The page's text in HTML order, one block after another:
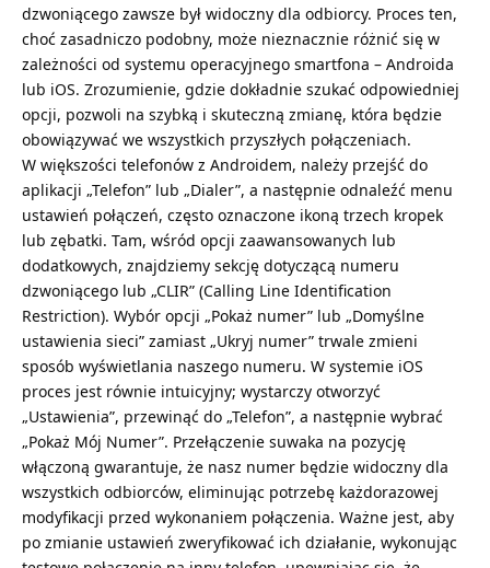
dzwoniącego zawsze był widoczny dla odbiorcy. Proces ten,
choć zasadniczo podobny, może nieznacznie różnić się w
zależności od systemu operacyjnego smartfona – Androida
lub iOS. Zrozumienie, gdzie dokładnie szukać odpowiedniej
opcji, pozwoli na szybką i skuteczną zmianę, która będzie
obowiązywać we wszystkich przyszłych połączeniach.
W większości telefonów z Androidem, należy przejść do
aplikacji „Telefon” lub „Dialer”, a następnie odnaleźć menu
ustawień połączeń, często oznaczone ikoną trzech kropek
lub zębatki. Tam, wśród opcji zaawansowanych lub
dodatkowych, znajdziemy sekcję dotyczącą numeru
dzwoniącego lub „CLIR” (Calling Line Identification
Restriction). Wybór opcji „Pokaż numer” lub „Domyślne
ustawienia sieci” zamiast „Ukryj numer” trwale zmieni
sposób wyświetlania naszego numeru. W systemie iOS
proces jest równie intuicyjny; wystarczy otworzyć
„Ustawienia”, przewinąć do „Telefon”, a następnie wybrać
„Pokaż Mój Numer”. Przełączenie suwaka na pozycję
włączoną gwarantuje, że nasz numer będzie widoczny dla
wszystkich odbiorców, eliminując potrzebę każdorazowej
modyfikacji przed wykonaniem połączenia. Ważne jest, aby
po zmianie ustawień zweryfikować ich działanie, wykonując